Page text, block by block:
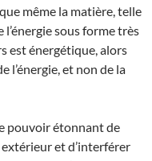
même la matière, telle
l’énergie sous forme très
est énergétique, alors
l’énergie, et non de la
pouvoir étonnant de
et d’interférer